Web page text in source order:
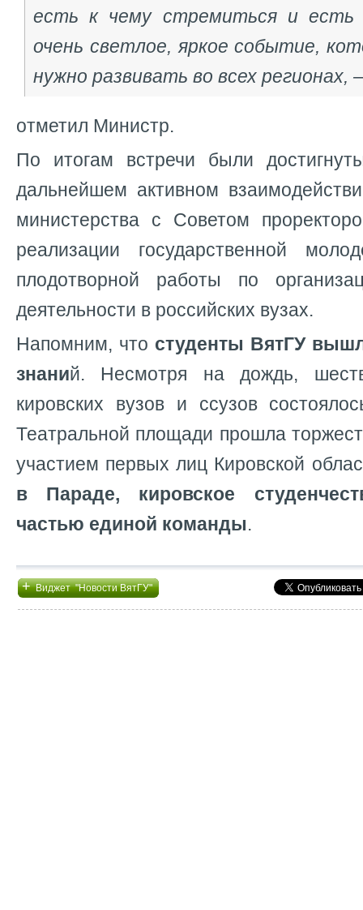
есть к чему стремиться и
очень светлое, яркое событие,
нужно развивать во всех регионах, –
отметил Министр.
По итогам встречи были
дальнейшем активном
министерства с Советом
реализации государственной
плодотворной работы по
деятельности в российских вузах.
Напомним, что студенты ВятГУ
знаний. Несмотря на дождь,
кировских вузов и ссузов
Театральной площади прошла
участием первых лиц Кировской
в Параде, кировское
частью единой команды.
+Виджет "Новости ВятГУ"